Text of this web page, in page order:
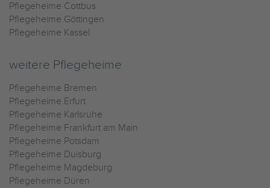
Pflegeheime Cottbus
Pflegeheime Göttingen
Pflegeheime Kassel
weitere Pflegeheime
Pflegeheime Bremen
Pflegeheime Erfurt
Pflegeheime Karlsruhe
Pflegeheime Frankfurt am Main
Pflegeheime Potsdam
Pflegeheime Duisburg
Pflegeheime Magdeburg
Pflegeheime Düren